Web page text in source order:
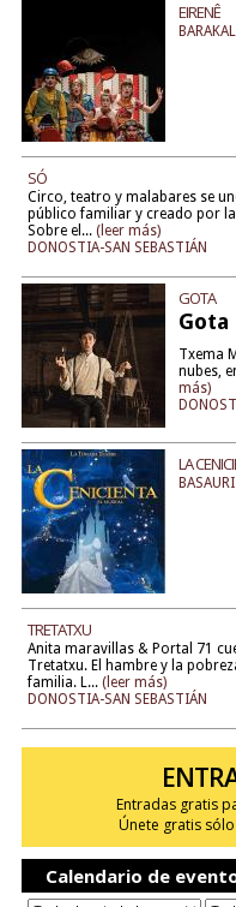
EIRENÊ
SÓ
Circo, teatro y malabares se
público familiar y creado por
Sobre el... (leer más)
DONOSTIA-SAN SEBASTIÁN
GOTA
Gota
Txema
nubes,
más)
LA
BASAURI
TRETATXU
Anita maravillas & Portal 71
Tretatxu. El hambre y la
familia. L... (leer más)
DONOSTIA-SAN SEBASTIÁN
Entradas gratis
Únete gratis
Calendario de